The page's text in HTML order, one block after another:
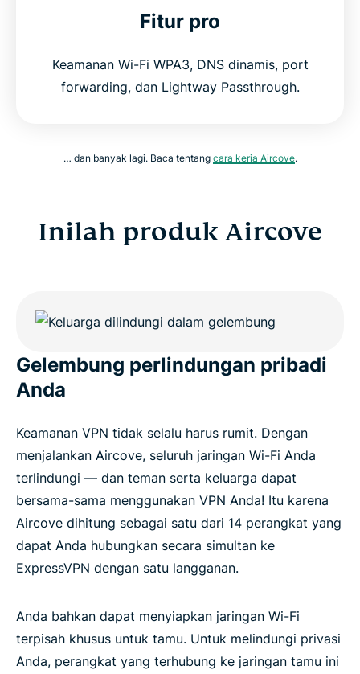
Fitur pro
Keamanan Wi-Fi WPA3, DNS dinamis, port
forwarding, dan Lightway Passthrough.
… dan banyak lagi. Baca tentang cara kerja Aircove.
Inilah produk Aircove
Gelembung perlindungan pribadi
Anda
Keamanan VPN tidak selalu harus rumit. Dengan
menjalankan Aircove, seluruh jaringan Wi-Fi Anda
terlindungi — dan teman serta keluarga dapat
bersama-sama menggunakan VPN Anda! Itu karena
Aircove dihitung sebagai satu dari 14 perangkat yang
dapat Anda hubungkan secara simultan ke
ExpressVPN dengan satu langganan.
Anda bahkan dapat menyiapkan jaringan Wi-Fi
terpisah khusus untuk tamu. Untuk melindungi privasi
Anda, perangkat yang terhubung ke jaringan tamu ini